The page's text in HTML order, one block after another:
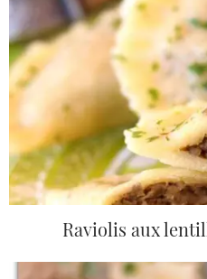
Raviolis aux